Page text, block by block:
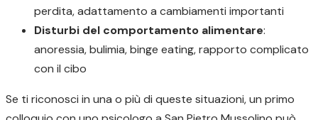
perdita, adattamento a cambiamenti importanti
Disturbi del comportamento alimentare:
anoressia, bulimia, binge eating, rapporto complicato
con il cibo
Se ti riconosci in una o più di queste situazioni, un primo